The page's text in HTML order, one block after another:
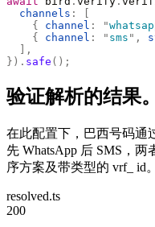
  channels
:
    {
channel : "
    {
channel : " sms " ,
  ],
}). safe ();
验证解析的结果。
在此配置下，巴西号码通
先 WhatsApp 后 SMS，
序方案及带类型的 vrf_ id。
resolved.ts
200